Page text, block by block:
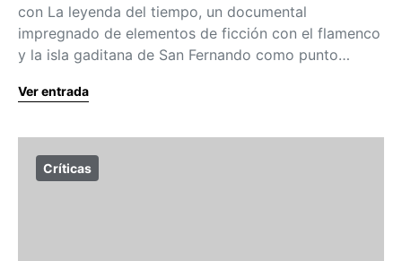
con La leyenda del tiempo, un documental
impregnado de elementos de ficción con el flamenco
y la isla gaditana de San Fernando como punto…
Ver entrada
Críticas